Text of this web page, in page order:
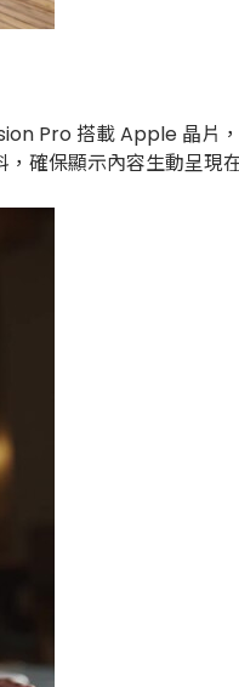
Pro 搭載 Apple 晶片
確保顯示內容生動呈現